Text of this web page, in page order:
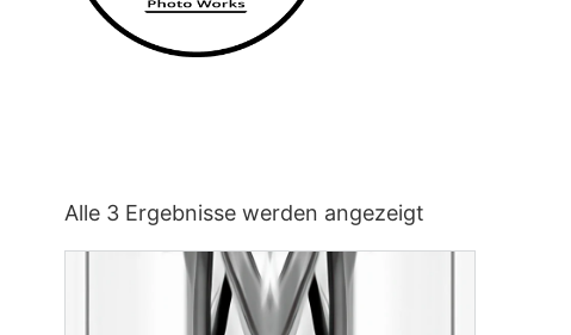
Alle 3 Ergebnisse werden angezeigt